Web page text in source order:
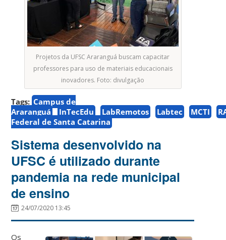
Projetos da UFSC Araranguá buscam capacitar
professores para uso de materiais educacionais
inovadores. Foto: divulgação
Tags: Campus de
Araranguá
InTecEdu LabRemotos Labtec MCTI
Federal de Santa Catarina
Sistema desenvolvido na
UFSC é utilizado durante
pandemia na rede municipal
de ensino
24/07/2020 13:45
Os